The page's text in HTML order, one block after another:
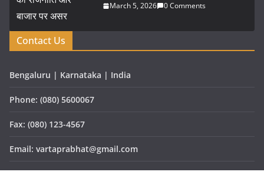
March 5, 2026 0 Comments
Contact Us
Bengaluru | Karnataka | India
Phone: (080) 5600067
Fax: (080) 123-4567
Email: vartaprabhat@gmail.com
Website: www.vartaprabhat.com